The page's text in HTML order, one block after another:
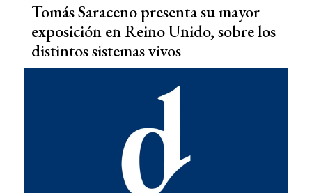
Tomás Saraceno presenta su mayor
exposición en Reino Unido, sobre los
distintos sistemas vivos